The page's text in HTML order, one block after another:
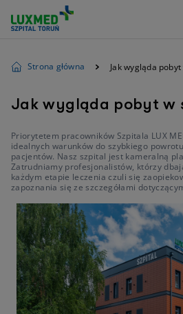
Strona główna Jak wygląda
Jak wygląda pobyt w
Priorytetem pracowników Szpitala LUX
idealnych warunków do szybkiego
pacjentów. Nasz szpital jest kameralną
Zatrudniamy profesjonalistów, którzy
każdym etapie leczenia czuli się
zapoznania się ze szczegółami